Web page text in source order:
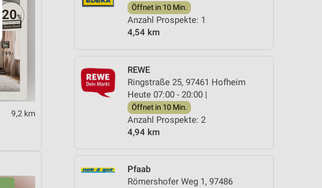
Öffnet in 10 Min.
Anzahl Prospekte: 1
4,54 km
REWE
Ringstraße 25, 97461 Hofheim
Heute 07:00 - 20:00 |
Öffnet in 10 Min.
Anzahl Prospekte: 2
4,94 km
Pfaab
Römershofer Weg 1, 97486
9,2 km